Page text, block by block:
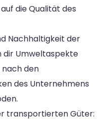
die Qualität des
Nachhaltigkeit der
dir Umweltaspekte
nach den
des Unternehmens
transportierten Güter: